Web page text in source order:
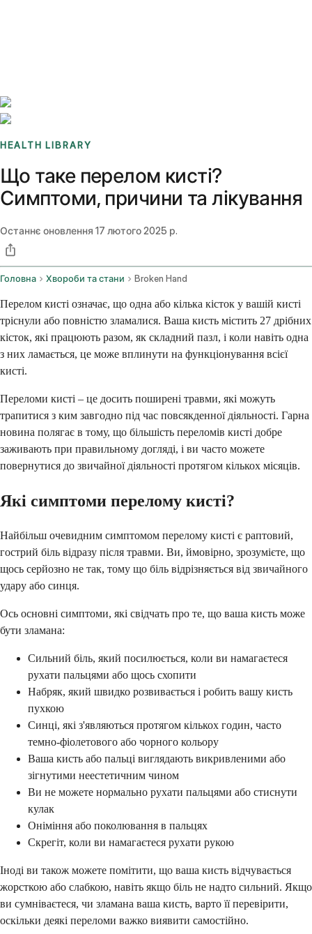
HEALTH LIBRARY
Що таке перелом кисті?
Симптоми, причини та лікування
Останнє оновлення 17 лютого 2025 р.
Головна Хвороби та стани Broken Hand
Перелом кисті означає, що одна або кілька кісток у вашій кисті
тріснули або повністю зламалися. Ваша кисть містить 27 дрібних
кісток, які працюють разом, як складний пазл, і коли навіть одна
з них ламається, це може вплинути на функціонування всієї
кисті.
Переломи кисті – це досить поширені травми, які можуть
трапитися з ким завгодно під час повсякденної діяльності. Гарна
новина полягає в тому, що більшість переломів кисті добре
заживають при правильному догляді, і ви часто можете
повернутися до звичайної діяльності протягом кількох місяців.
Які симптоми перелому кисті?
Найбільш очевидним симптомом перелому кисті є раптовий,
гострий біль відразу після травми. Ви, ймовірно, зрозумієте, що
щось серйозно не так, тому що біль відрізняється від звичайного
удару або синця.
Ось основні симптоми, які свідчать про те, що ваша кисть може
бути зламана:
Сильний біль, який посилюється, коли ви намагаєтеся
рухати пальцями або щось схопити
Набряк, який швидко розвивається і робить вашу кисть
пухкою
Синці, які з'являються протягом кількох годин, часто
темно-фіолетового або чорного кольору
Ваша кисть або пальці виглядають викривленими або
зігнутими неестетичним чином
Ви не можете нормально рухати пальцями або стиснути
кулак
Оніміння або поколювання в пальцях
Скрегіт, коли ви намагаєтеся рухати рукою
Іноді ви також можете помітити, що ваша кисть відчувається
жорсткою або слабкою, навіть якщо біль не надто сильний. Якщо
ви сумніваєтеся, чи зламана ваша кисть, варто її перевірити,
оскільки деякі переломи важко виявити самостійно.